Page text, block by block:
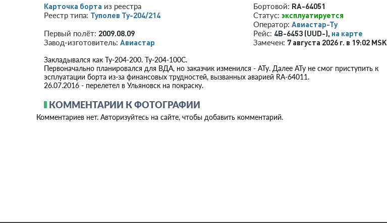
Карточка борта из реестра
Реестр типа: Туполев Ту-204/214
Первый полёт: 2009.08.09
Завод-изготовитель: Авиастар
Бортовой: RA-64051
Статус: эксплуатируется
Оператор: Авиастар-Ту
Рейс: 4B-6453 (UUD-), на карте
Замечен: 7 августа 2026 г. в 19:02 MSK
Закладывался как Ту-204-200. Ту-204-100С.
Первоначально планировался для ВДА, но заказчик изменился - АТу. Далее АТу не смог приступить к
эсплуатации борта из-за финансовых трудностей, вызванных аварией RA-64011.
26.07.2016 - перелетел в Ульяновск на покраску.
КОММЕНТАРИИ К ФОТОГРАФИИ
Комментариев нет. Авторизуйтесь на сайте, чтобы добавить комментарий.